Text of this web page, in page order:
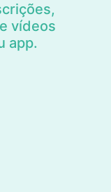
vídeos
app.